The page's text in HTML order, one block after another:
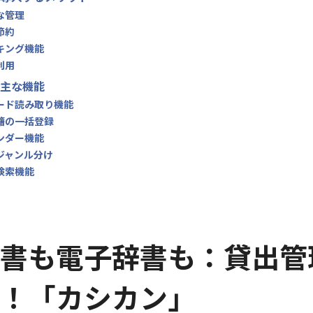
管理
約
ング機能
用
な機能
ド読み取り機能
の一括登録
ダー機能
ャンル分け
索機能
も電子辞書も：貸出
「カシカン」